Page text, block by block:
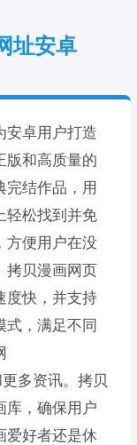
址安卓
安卓用户打造
版和高质量的
完结作品，用
轻松找到并免
方便用户在没
拷贝漫画网页
度快，并支持
式，满足不同
多资讯。拷贝
库，确保用户
爱好者还是休